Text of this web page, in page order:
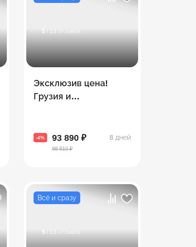
5 / 13 отзывов
Эксклюзив цена!
Грузия и
Азербайджана
-4% 93 890 ₽
98 810 ₽
8 дней
Всё и сразу
5 / 13 отзывов